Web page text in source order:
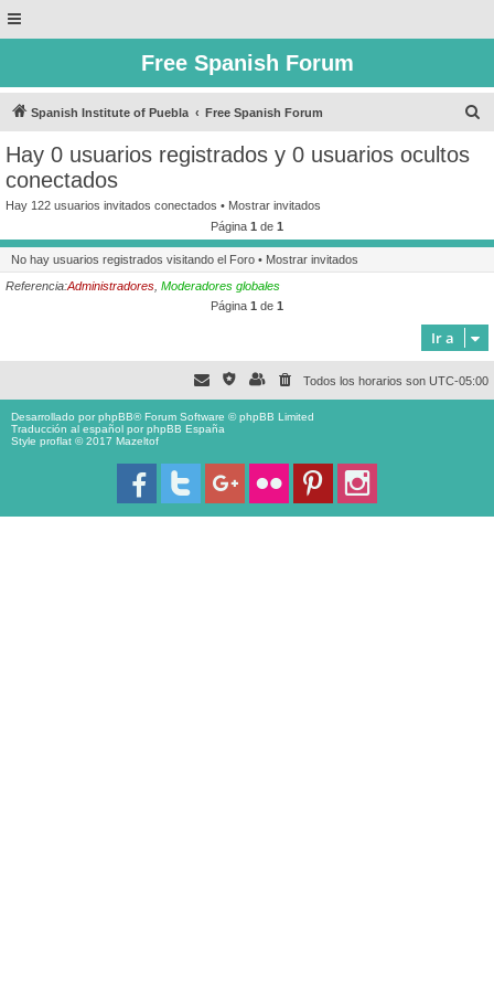
Free Spanish Forum
Spanish Institute of Puebla Free Spanish Forum
r
Hay 0 usuarios registrados y 0 usuarios ocultos
conectados
Hay 122 usuarios invitados conectados • Mostrar invitados
Página 1 de 1
No hay usuarios registrados visitando el Foro • Mostrar invitados
Referencia:Administradores Moderadores globales
Página 1 de 1
Ir a
Todos los horarios son UTC-05:00
Desarrollado porphpBB® Forum Software © phpBB Limited
Traducción al español porphpBB España
Style proflat © 2017 Mazeltof